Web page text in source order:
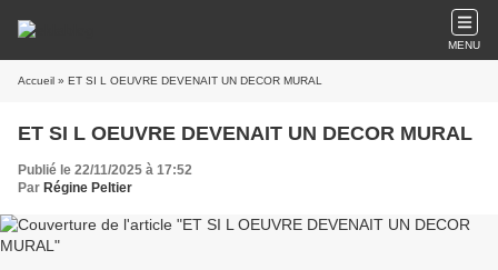
MENU
Accueil » ET SI L OEUVRE DEVENAIT UN DECOR MURAL
ET SI L OEUVRE DEVENAIT UN DECOR MURAL
Publié le 22/11/2025 à 17:52
Par Régine Peltier